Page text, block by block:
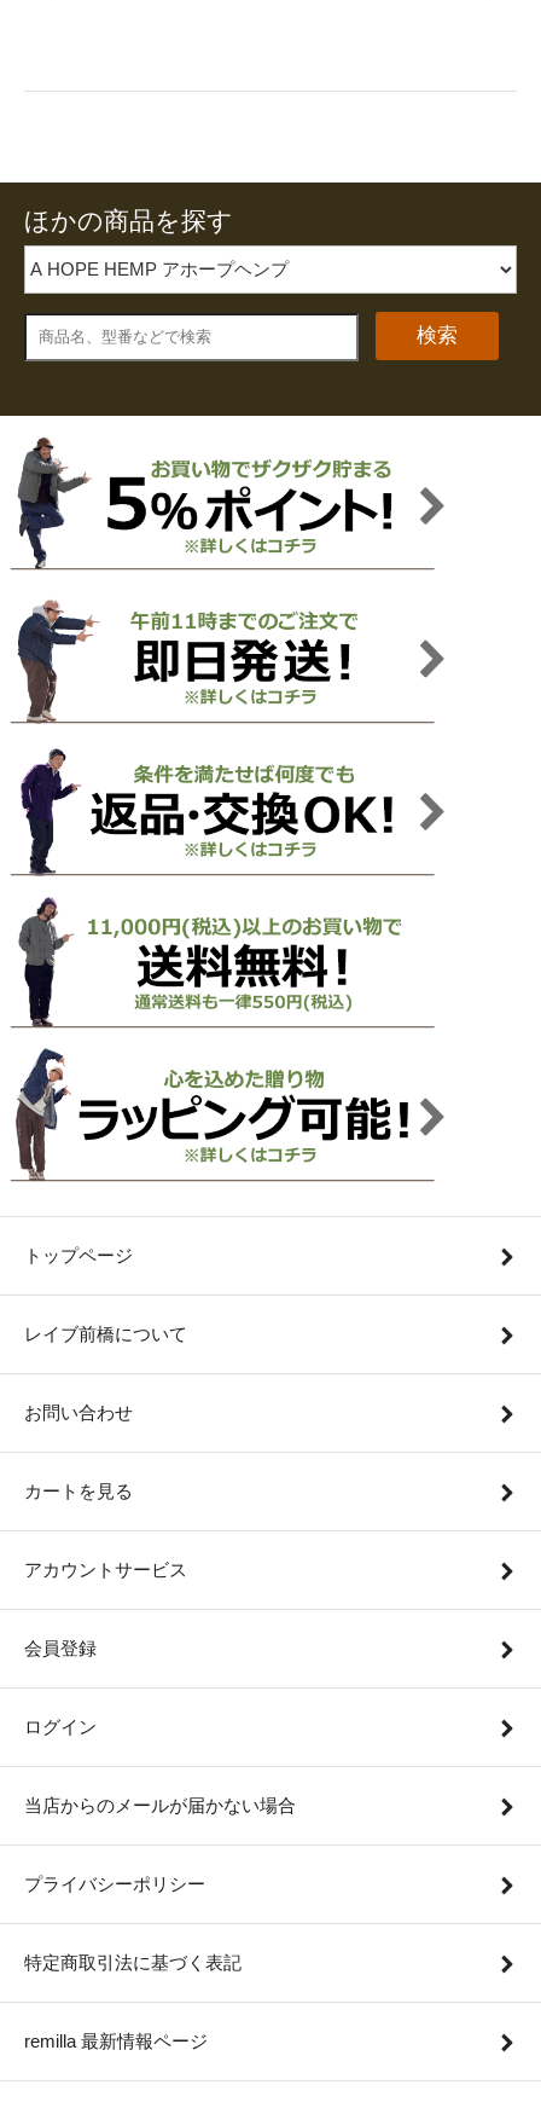
ほかの商品を探す
検索
トップページ
レイブ前橋について
お問い合わせ
カートを見る
アカウントサービス
会員登録
ログイン
当店からのメールが届かない場合
プライバシーポリシー
特定商取引法に基づく表記
remilla 最新情報ページ